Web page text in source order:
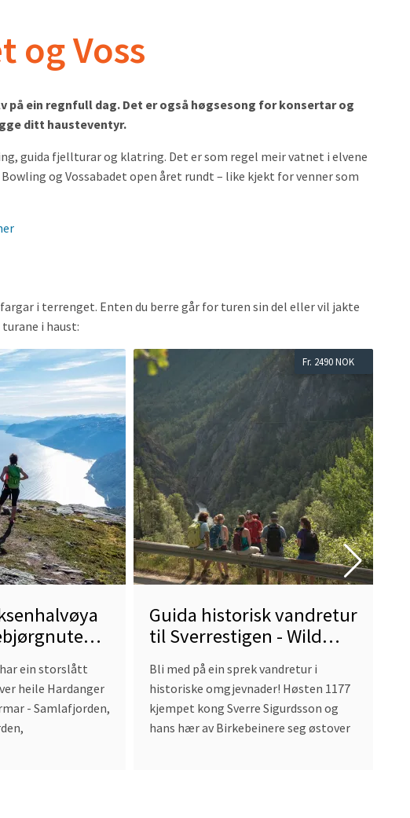
og Voss
ein regnfull dag. Det er også høgsesong for konsertar og
ditt hausteventyr.
guida fjellturar og klatring. Det er som regel meir vatnet i elvene
og Vossabadet open året rundt – like kjekt for venner som
i terrenget. Enten du berre går for turen sin del eller vil jakte
i haust:
ein storslått
heile Hardanger
- Samlafjorden,
Read
more
historisk
vandretur
til
Sverrestigen
-
Wild
Voss
Fr. 2490 NOK
Guida historisk vandretur
til Sverrestigen - Wild
Bli med på ein sprek vandretur i
historiske omgjevnader! Høsten 1177
kjempet kong Sverre Sigurdsson og
hans hær av Birkebeinere seg østover